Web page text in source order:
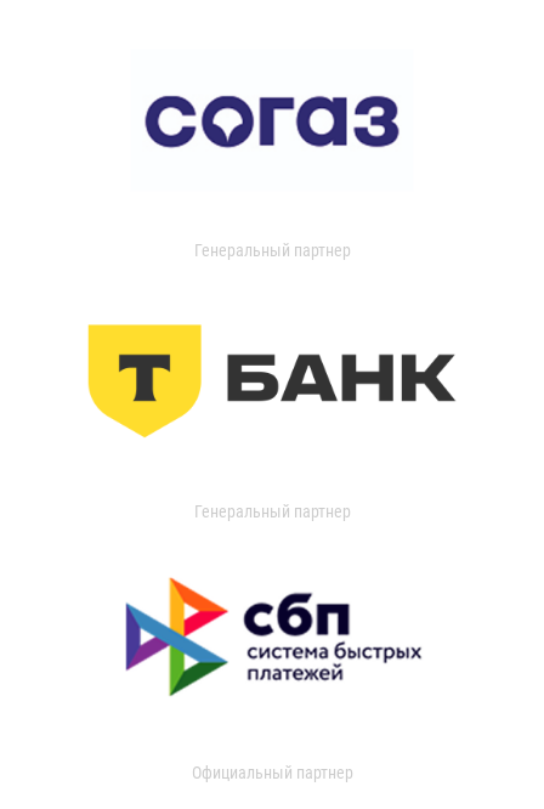
Генеральный партнер
Генеральный партнер
Официальный партнер